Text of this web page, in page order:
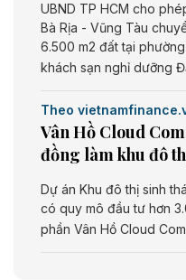
UBND TP HCM cho
Bà Rịa - Vũng Tàu
6.500 m2 đất tại
khách sạn nghỉ dưỡng
Theo
Vân Hồ Cloud
đồng làm khu đô
Dự án Khu đô thị sinh
có quy mô đầu tư hơn
phần Vân Hồ Cloud